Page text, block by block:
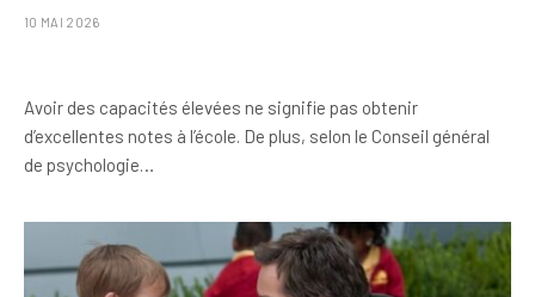
10 MAI 2026
Avoir des capacités élevées ne signifie pas obtenir
d’excellentes notes à l’école. De plus, selon le Conseil général
de psychologie…